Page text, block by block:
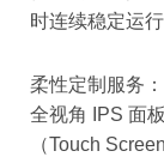
时连续稳定运行
柔性定制服务
全视角 IPS 面
（Touch